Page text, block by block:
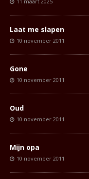
Laat me slapen
10 november 2011
Gone
10 november 2011
Oud
10 november 2011
Mijn opa
10 november 2011